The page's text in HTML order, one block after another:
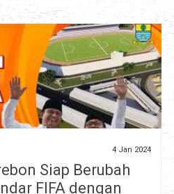
4 Jan 2024
Siap Berubah
FIFA dengan